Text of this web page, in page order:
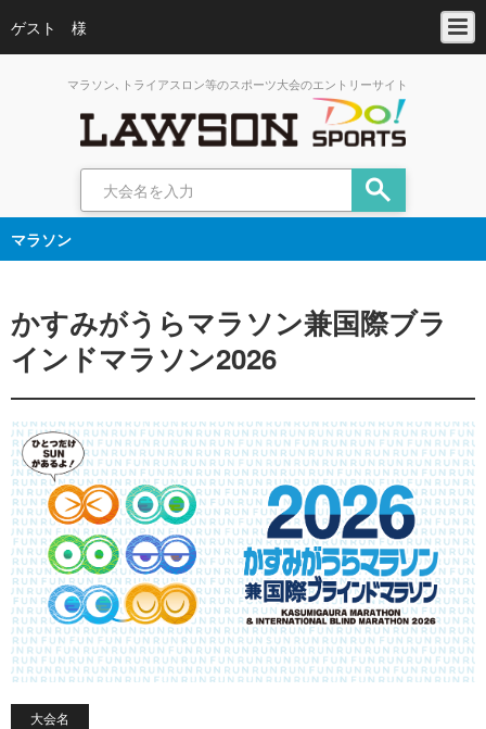
ゲスト 様
マラソン､トライアスロン等のスポーツ大会のエントリーサイト
マラソン
かすみがうらマラソン兼国際ブラ
インドマラソン2026
大会名